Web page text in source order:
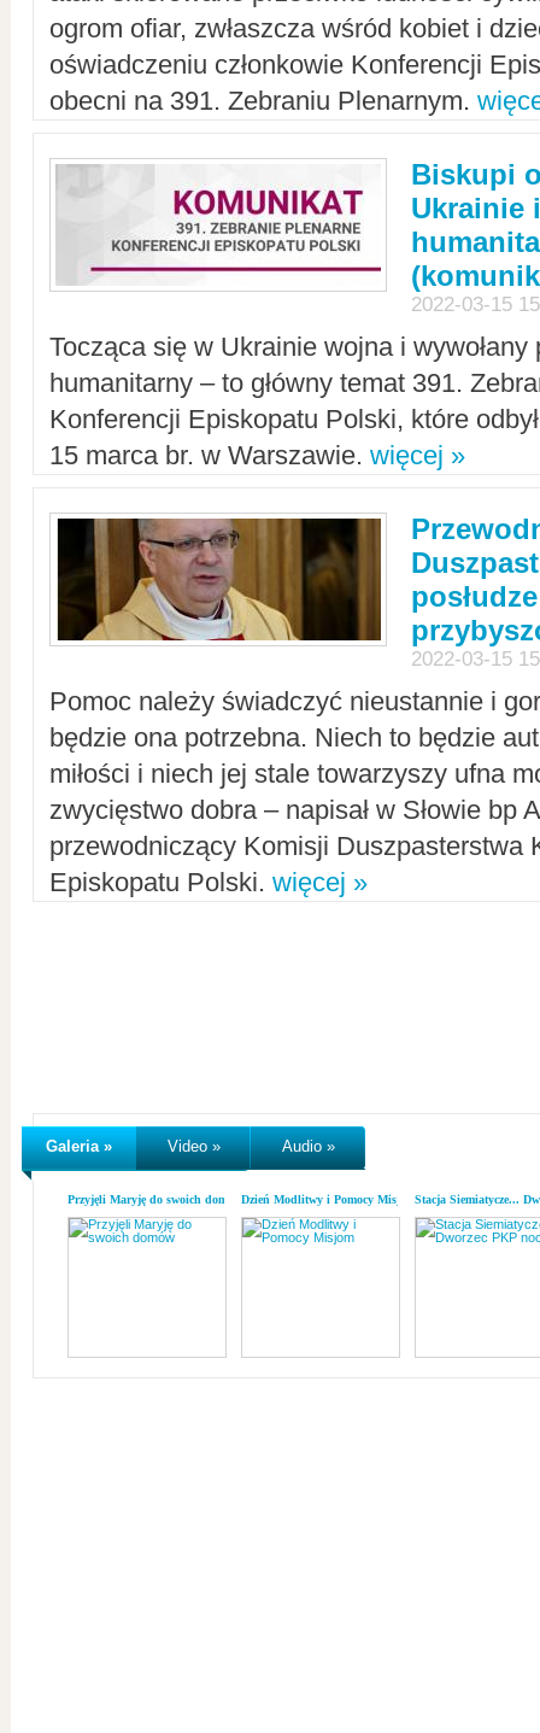
ogrom ofiar, zwłaszcza wśród kobiet i
oświadczeniu członkowie Konferencji
obecni na 391. Zebraniu Plenarnym.
Biskupi
Ukrainie
2022-03-15
Tocząca się w Ukrainie wojna i
humanitarny – to główny temat 391.
Konferencji Episkopatu Polski, które
15 marca br. w Warszawie. więcej »
2022-03-15
Pomoc należy świadczyć nieustannie i
będzie ona potrzebna. Niech to będzie
miłości i niech jej stale towarzyszy ufna
zwycięstwo dobra – napisał w Słowie bp
przewodniczący Komisji Duszpasterstwa
Episkopatu Polski. więcej »
Galeria » Video » Audio »
Przyjęli Maryję do swoich domówDzień Modlitwy i Pomocy MisjomStacja Siemiatycze...